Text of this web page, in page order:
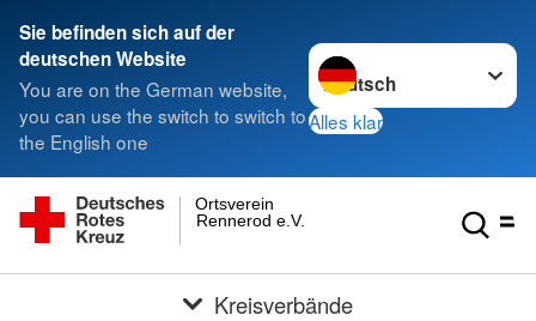
Sie befinden sich auf der
deutschen Website
You are on the German website,
you can use the switch to switch to
the English one
Sprache wechseln zu
Alles klar
Rennerod e.V.
Ortsverein
Kreisverbände